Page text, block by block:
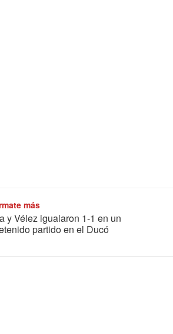
más
y Vélez igualaron 1-1 en un
partido en el Ducó